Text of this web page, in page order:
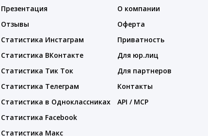
Презентация
Отзывы
Статистика Инстаграм
Статистика ВКонтакте
Статистика Тик Ток
Статистика Телеграм
Статистика в Одноклассниках
Статистика Facebook
Статистика Макс
О компании
Оферта
Приватность
Для юр.лиц
Для партнеров
Контакты
API / MCP